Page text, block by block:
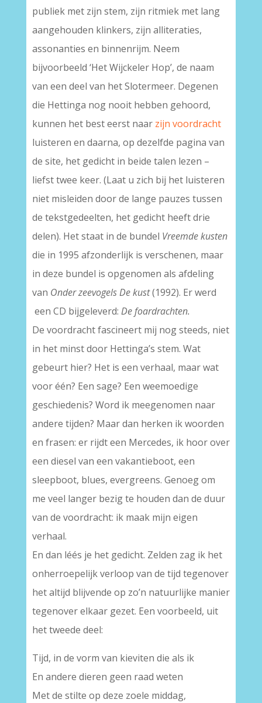
publiek met zijn stem, zijn ritmiek met lang
aangehouden klinkers, zijn alliteraties,
assonanties en binnenrijm. Neem
bijvoorbeeld ‘Het Wijckeler Hop’, de naam
van een deel van het Slotermeer. Degenen
die Hettinga nog nooit hebben gehoord,
kunnen het best eerst naar zijn voordracht
luisteren en daarna, op dezelfde pagina van
de site, het gedicht in beide talen lezen –
liefst twee keer. (Laat u zich bij het luisteren
niet misleiden door de lange pauzes tussen
de tekstgedeelten, het gedicht heeft drie
delen). Het staat in de bundel Vreemde kusten
die in 1995 afzonderlijk is verschenen, maar
in deze bundel is opgenomen als afdeling
van Onder zeevogels De kust(1992). Er werd
een CD bijgeleverd: De foardrachten.
De voordracht fascineert mij nog steeds, niet
in het minst door Hettinga’s stem. Wat
gebeurt hier? Het is een verhaal, maar wat
voor één? Een sage? Een weemoedige
geschiedenis? Word ik meegenomen naar
andere tijden? Maar dan herken ik woorden
en frasen: er rijdt een Mercedes, ik hoor over
een diesel van een vakantieboot, een
sleepboot, blues, evergreens. Genoeg om
me veel langer bezig te houden dan de duur
van de voordracht: ik maak mijn eigen
verhaal.
En dan léés je het gedicht. Zelden zag ik het
onherroepelijk verloop van de tijd tegenover
het altijd blijvende op zo’n natuurlijke manier
tegenover elkaar gezet. Een voorbeeld, uit
het tweede deel:
Tijd, in de vorm van kieviten die als ik
En andere dieren geen raad weten
Met de stilte op deze zoele middag,